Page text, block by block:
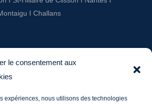
le consentement aux
expériences, nous utilisons des technologies
I Challans
JEU
03 36